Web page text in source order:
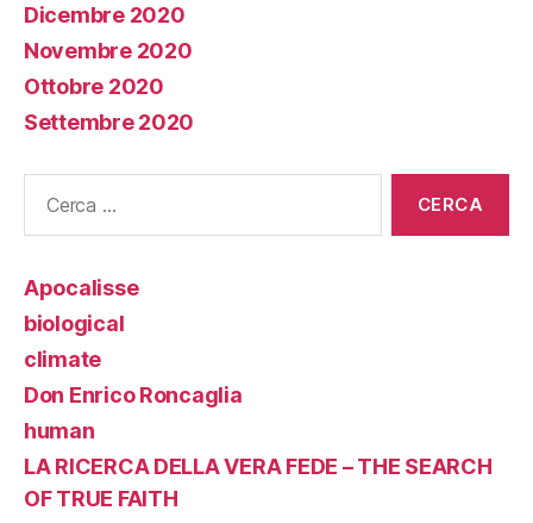
Dicembre 2020
Novembre 2020
Ottobre 2020
Settembre 2020
Apocalisse
biological
climate
Don Enrico Roncaglia
human
LA RICERCA DELLA VERA FEDE – THE SEARCH
OF TRUE FAITH